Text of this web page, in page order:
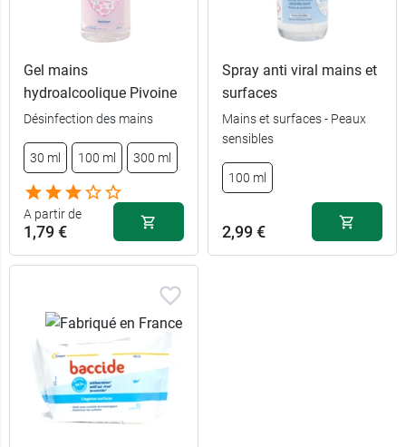
30 ml
100 ml 2,29 €
300 ml 5,39 €
1 L 12,99 €
par 12
6,19 €
Gel mains
hydroalcoolique Pivoine
Désinfection des mains
30 ml 100 ml 300 ml
A partir de
1,79 €
Spray anti viral mains et
surfaces
Mains et surfaces - Peaux
sensibles
100 ml
2,99 €